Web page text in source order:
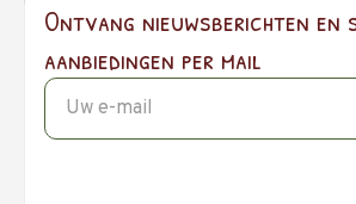
Ontvang nieuwsberichten en
aanbiedingen per mail